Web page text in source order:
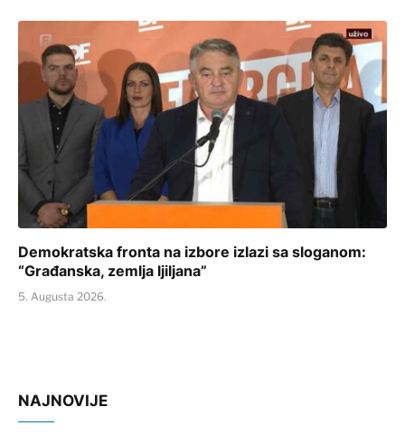
Demokratska fronta na izbore izlazi sa sloganom:
“Građanska, zemlja ljiljana”
5. Augusta 2026.
NAJNOVIJE